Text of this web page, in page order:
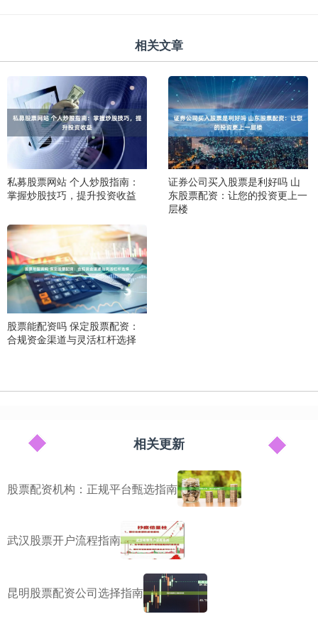
相关文章
私募股票网站 个人炒股指南：
掌握炒股技巧，提升投资收益
证券公司买入股票是利好吗 山
东股票配资：让您的投资更上一
层楼
股票能配资吗 保定股票配资：
合规资金渠道与灵活杠杆选择
相关更新
股票配资机构：正规平台甄选指南
武汉股票开户流程指南
昆明股票配资公司选择指南